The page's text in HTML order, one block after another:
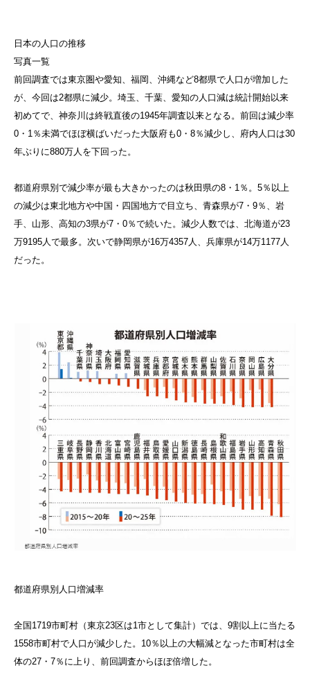
日本の人口の推移
写真一覧
前回調査では東京圏や愛知、福岡、沖縄など8都県で人口が増加した
が、今回は2都県に減少。埼玉、千葉、愛知の人口減は統計開始以来
初めてで、神奈川は終戦直後の1945年調査以来となる。前回は減少率
0・1％未満でほぼ横ばいだった大阪府も0・8％減少し、府内人口は30
年ぶりに880万人を下回った。
都道府県別で減少率が最も大きかったのは秋田県の8・1％。5％以上
の減少は東北地方や中国・四国地方で目立ち、青森県が7・9％、岩
手、山形、高知の3県が7・0％で続いた。減少人数では、北海道が23
万9195人で最多。次いで静岡県が16万4357人、兵庫県が14万1177人
だった。
都道府県別人口増減率
全国1719市町村（東京23区は1市として集計）では、9割以上に当たる
1558市町村で人口が減少した。10％以上の大幅減となった市町村は全
体の27・7％に上り、前回調査からほぼ倍増した。